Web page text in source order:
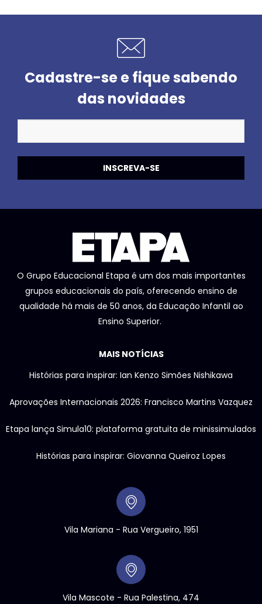
Cadastre-se e fique sabendo
das novidades
O Grupo Educacional Etapa é um dos mais importantes
grupos educacionais do país, oferecendo ensino de
qualidade há mais de 50 anos, da Educação Infantil ao
Ensino Superior.
MAIS NOTÍCIAS
Histórias para inspirar: Ian Kenzo Simões Nishikawa
Aprovações Internacionais 2026: Francisco Martins Vazquez
Etapa lança Simula10: plataforma gratuita de minissimulados
Histórias para inspirar: Giovanna Queiroz Lopes
Vila Mariana - Rua Vergueiro, 1951
Vila Mascote - Rua Palestina, 474